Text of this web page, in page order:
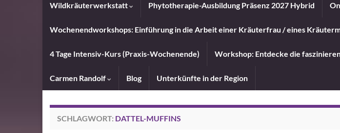
Wildkräuterwerkstatt Phytotherapie-Ausbildung Präsenz 2027 Hybrid
Wochenendworkshops: Einführung in die Arbeit einer Kräuterfrau / eines
4 Tage Intensiv-Kurs (Praxis-Wochenende) Workshop: Entdecke die
Carmen Randolf Blog Unterkünfte in der Region
SCHLAGWORT: DATTEL-MUFFINS